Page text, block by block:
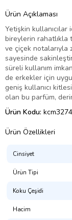
Ürün Açıklaması
Yetişkin
bireylerin rahatlıkla
ve çiçek
sayesinde
süreli kullanım
de erkekler için
geniş kullanıcı
olan bu parfüm,
Ürün Kodu:
Ürün Özellikleri
Cinsiyet
Ürün Tipi
Koku Çeşidi
Hacim